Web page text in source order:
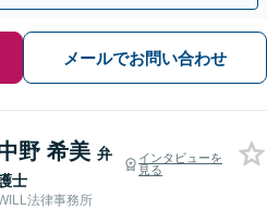
メールでお問い合わせ
野 希美 弁
士
インタビューを
見る
法律事務所